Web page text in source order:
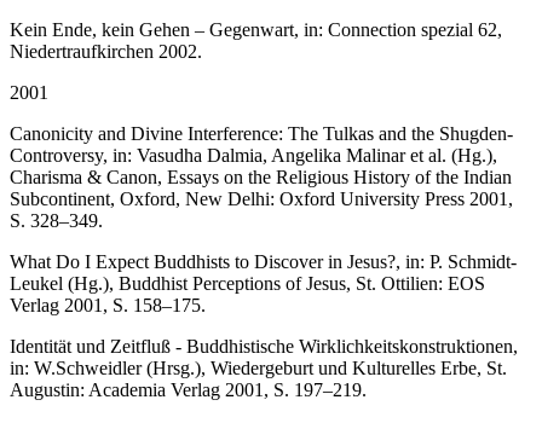
Kein Ende, kein Gehen – Gegenwart, in: Connection spezial 62,
Niedertraufkirchen 2002.
2001
Canonicity and Divine Interference: The Tulkas and the Shugden-
Controversy, in: Vasudha Dalmia, Angelika Malinar et al. (Hg.),
Charisma & Canon, Essays on the Religious History of the Indian
Subcontinent, Oxford, New Delhi: Oxford University Press 2001,
S. 328–349.
What Do I Expect Buddhists to Discover in Jesus?, in: P. Schmidt-
Leukel (Hg.), Buddhist Perceptions of Jesus, St. Ottilien: EOS
Verlag 2001, S. 158–175.
Identität und Zeitfluß - Buddhistische Wirklichkeitskonstruktionen,
in: W.Schweidler (Hrsg.), Wiedergeburt und Kulturelles Erbe, St.
Augustin: Academia Verlag 2001, S. 197–219.